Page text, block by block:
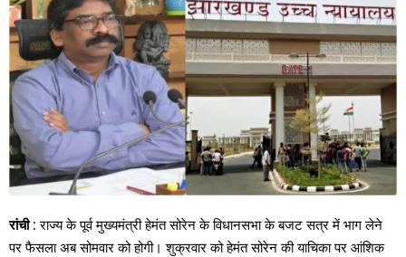
रांची: राज्य के पूर्व मुख्यमंत्री हेमंत सोरेन के विधानसभा के बजट सत्र में भाग लेने
पर फैसला अब सोमवार को होगी। शुक्रवार को हेमंत सोरेन की याचिका पर आंशिक